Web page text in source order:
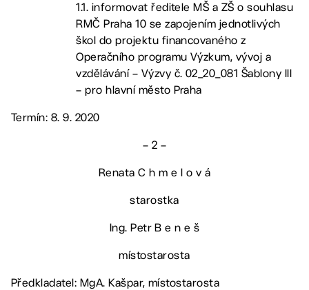
1.1. informovat ředitele MŠ a ZŠ o souhlasu
RMČ Praha 10 se zapojením jednotlivých
škol do projektu financovaného z
Operačního programu Výzkum, vývoj a
vzdělávání – Výzvy č. 02_20_081 Šablony III
– pro hlavní město Praha
Termín: 8. 9. 2020
– 2 –
Renata C h m e l o v á
starostka
Ing. Petr B e n e š
místostarosta
Předkladatel: MgA. Kašpar, místostarosta